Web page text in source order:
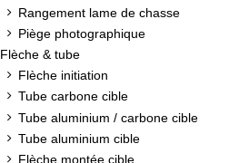
Rangement lame de chasse
Piège photographique
Flèche & tube
Flèche initiation
Tube carbone cible
Tube aluminium / carbone cible
Tube aluminium cible
Flèche montée cible